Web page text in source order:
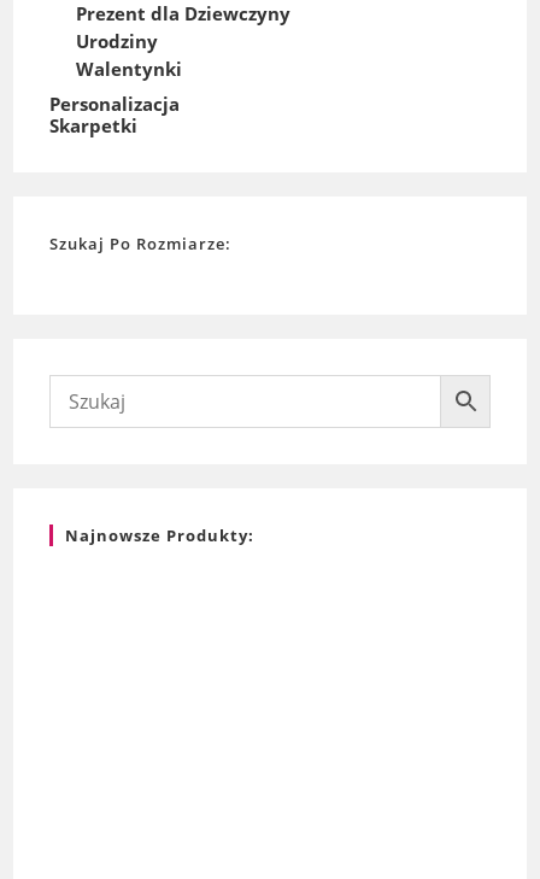
Prezent dla Dziewczyny
Urodziny
Walentynki
Personalizacja
Skarpetki
Szukaj Po Rozmiarze:
Najnowsze Produkty: